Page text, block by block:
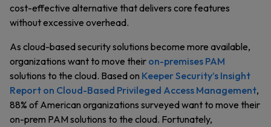
cost-effective alternative that delivers core features
without excessive overhead.
As cloud-based security solutions become more available,
organizations want to move their on-premises PAM
solutions to the cloud. Based on Keeper Security’s Insight
Report on Cloud-Based Privileged Access Management,
88% of American organizations surveyed want to move their
on-prem PAM solutions to the cloud. Fortunately,